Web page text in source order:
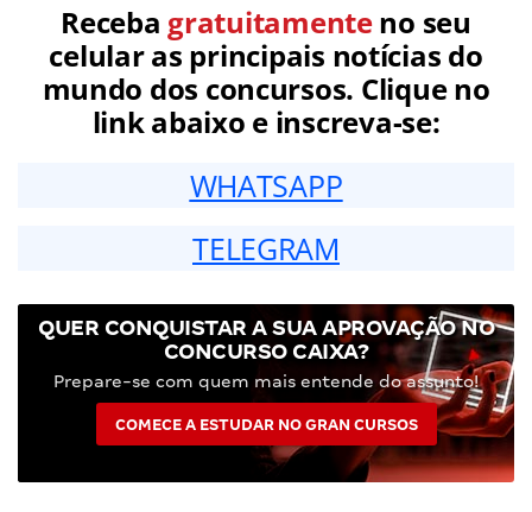
Receba gratuitamenteno seu
celular as principais notícias do
mundo dos concursos. Clique no
link abaixo e inscreva-se:
WHATSAPP
TELEGRAM
QUER CONQUISTAR A SUA APROVAÇÃO NO
CONCURSO CAIXA?
Prepare-se com quem mais entende do assunto!
COMECE A ESTUDAR NO GRAN CURSOS